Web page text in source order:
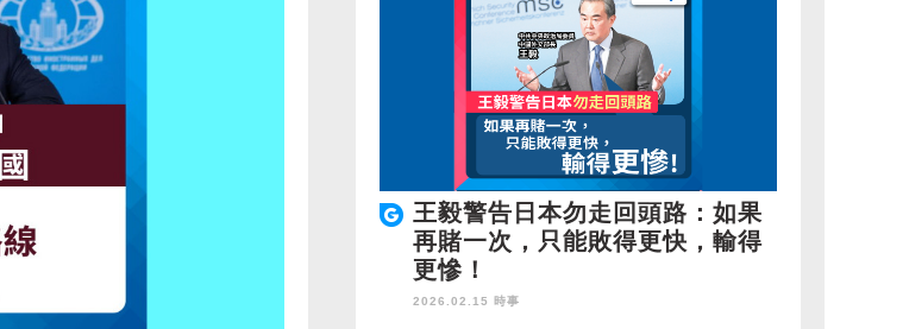
王毅警告日本勿走回頭路：如果
再賭一次，只能敗得更快，輸得
更慘！
2026.02.15 時事